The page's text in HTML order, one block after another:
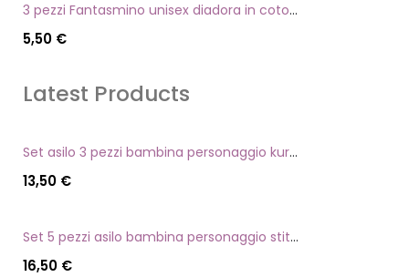
3 pezzi Fantasmino unisex diadora in cotone mercerizzato tg dalla 35 alla 46
5,50 €
Latest Products
Set asilo 3 pezzi bambina personaggio kuromi
13,50 €
Set 5 pezzi asilo bambina personaggio stitch angel
16,50 €